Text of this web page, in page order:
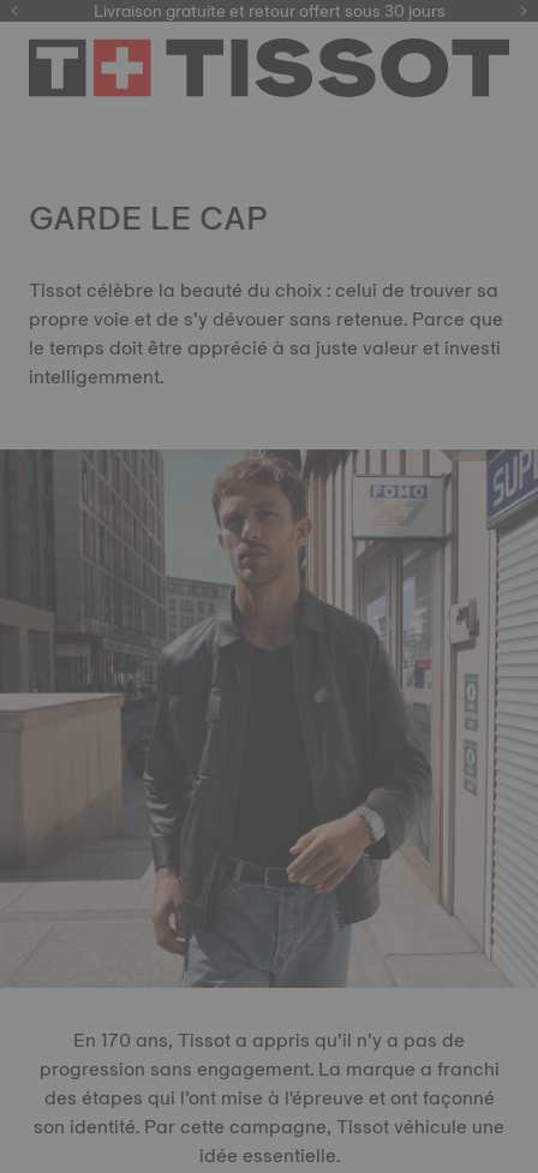
Livraison gratuite et retour offert sous 30 jours
GARDE LE CAP
Tissot célèbre la beauté du choix : celui de trouver sa
propre voie et de s’y dévouer sans retenue. Parce que
le temps doit être apprécié à sa juste valeur et investi
intelligemment.
En 170 ans, Tissot a appris qu’il n’y a pas de
progression sans engagement. La marque a franchi
des étapes qui l’ont mise à l'épreuve et ont façonné
son identité. Par cette campagne, Tissot véhicule une
idée essentielle.